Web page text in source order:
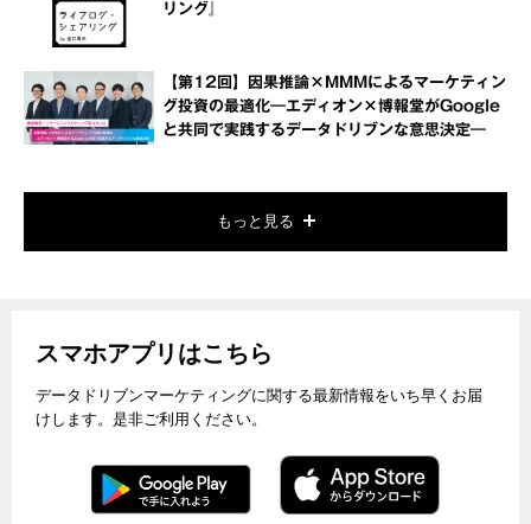
リング』
【第12回】因果推論×MMMによるマーケティン
グ投資の最適化―エディオン×博報堂がGoogle
と共同で実践するデータドリブンな意思決定―
もっと見る
スマホアプリはこちら
データドリブンマーケティングに関する最新情報をいち早くお届
けします。是非ご利用ください。